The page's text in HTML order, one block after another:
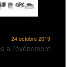
24 octobre 2019
à l’évènement